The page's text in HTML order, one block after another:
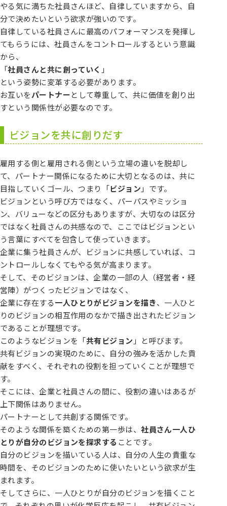
やる気に満ちた社員さんほど、自律していますから、自
分で決めたいという欲求が強いのです。
自律している社員さんに最高のパフォーマンスを発揮し
てもらうには、社員さんをコントロールするという意識
から、
「社員さんと共に創っていく 」
という姿勢に変革する必要があります。
お互いをパートナーとして尊重して、共に価値を創り出
すという関係性が必要なのです。
ビジョンを共に創りだす
雇用する側と雇用される側という立場の違いを脱却し
て、パートナー関係になるために大切となるのは、共に
目指していくゴール、つまり「ビジョン 」です。
ビジョンという呼び方ではなく、パーパスやミッショ
ン、バリューなどの区分もありますが、大切なのは区分
ではなく社員さんの共感なので、ここではビジョンとい
う言葉にすべてを包含して使っていきます。
企業に集う社員さんが、ビジョンに共感していれば、コ
ントロールしなくてもやる気が高まります。
そして、そのビジョンは、企業の一部の人（経営者・経
営陣）がつくったビジョンではなく、
企業に存在する一人ひとりがビジョンを描き、一人ひと
りのビジョンの相互作用のなかで描き出されたビジョン
であることが理想です。
このようなビジョンを「共有ビジョン 」と呼びます。
共有ビジョンの実現のために、自分の強みを活かした貢
献をすべく、それぞれの役割を担っていくことが理想で
す。
そこには、企業と社員さんの間に、役割の違いはあるが
上下関係はありません。
パートナーとして共創する関係です。
そのような関係を築くための第一歩は、社員さん一人ひ
とりが自分のビジョンを探求する ことです。
自分のビジョンを描いている人は、自分の人生の貴重な
時間を、そのビジョンのために使いたいという欲求が生
まれます。
そしてさらに、一人ひとりが自分のビジョンを描くこと